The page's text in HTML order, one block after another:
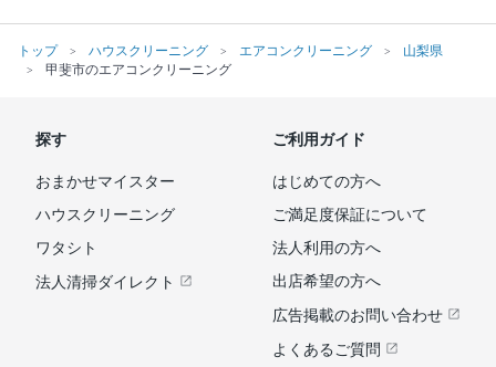
トップ ハウスクリーニング エアコンクリーニング
山梨県
甲斐市のエアコンクリーニング
探す
おまかせマイスター
ハウスクリーニング
ワタシト
法人清掃ダイレクト
ご利用ガイド
はじめての方へ
ご満足度保証について
法人利用の方へ
出店希望の方へ
広告掲載のお問い合わせ
よくあるご質問